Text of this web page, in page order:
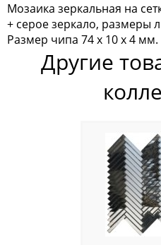
Мозаика зеркальная на
+ серое зеркало, размеры
Размер чипа 74 х 10 x 4 мм.
Другие